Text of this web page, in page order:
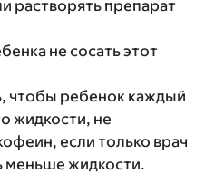
растворять препарат
не сосать этот
чтобы ребенок каждый
жидкости, не
если только врач
меньше жидкости.